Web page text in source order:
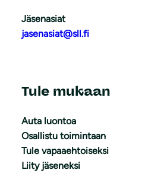
Jäsenasiat
jasenasiat@sll.fi
Tule mukaan
Auta luontoa
Osallistu toimintaan
Tule vapaaehtoiseksi
Liity jäseneksi